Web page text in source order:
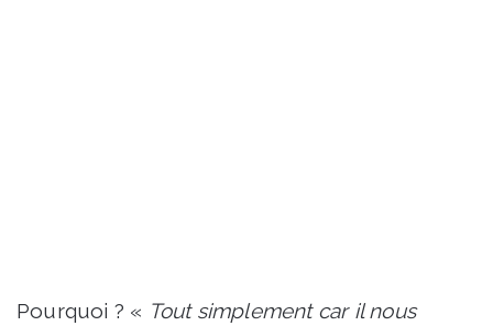
Pourquoi ? « Tout simplement car il nous